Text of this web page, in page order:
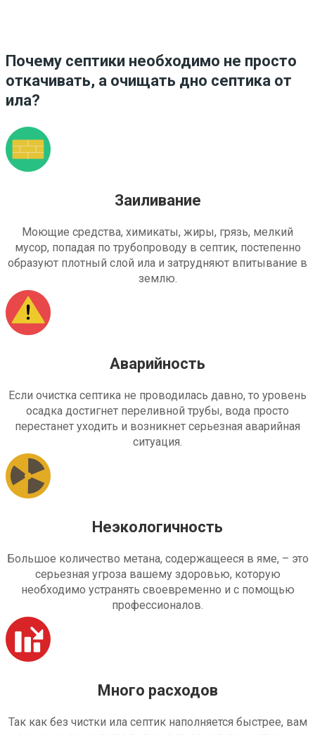
Почему септики необходимо не просто
откачивать, а очищать дно септика от
ила?
Заиливание
Моющие средства, химикаты, жиры, грязь, мелкий
мусор, попадая по трубопроводу в септик, постепенно
образуют плотный слой ила и затрудняют впитывание в
землю.
Аварийность
Если очистка септика не проводилась давно, то уровень
осадка достигнет переливной трубы, вода просто
перестанет уходить и возникнет серьезная аварийная
ситуация.
Неэкологичность
Большое количество метана, содержащееся в яме, – это
серьезная угроза вашему здоровью, которую
необходимо устранять своевременно и с помощью
профессионалов.
Много расходов
Так как без чистки ила септик наполняется быстрее, вам